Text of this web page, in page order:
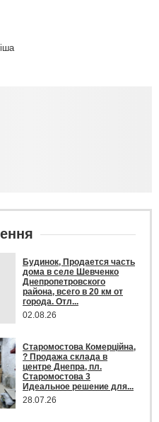
Будинок, Продается часть
дома в селе Шевченко
Днепропетровского
района, всего в 20 км от
города. Отл...
02.08.26
Старомостова Комерційна,
? Продажа склада в
центре Днепра, пл.
Старомостова 3
Идеальное решение для...
28.07.26